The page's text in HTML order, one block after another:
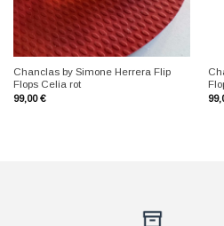
+
Chanclas by Simone Herrera Flip
Flops Celia rot
99,00€